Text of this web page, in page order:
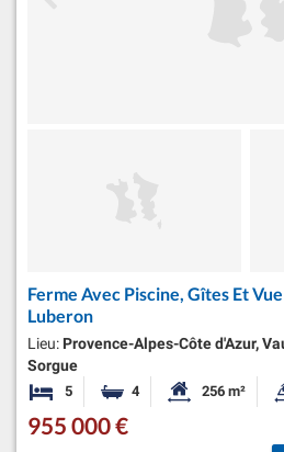
Ferme Avec Piscine, Gîtes Et
Luberon
Lieu: Provence-Alpes-Côte d'Azur,
Sorgue
5 Chambres
4 Salles de bains
Surface
256 m²
955 000 €